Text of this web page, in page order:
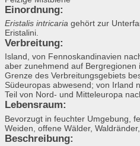
Einordnung:
Eristalis intricaria gehört zur
Eristalini.
Verbreitung:
Island, von Fennoskandinavien
aber zunehmend auf Bergregionen
Grenze des Verbreitungsgebiets
Südeuropas abwesend; von Irland
Teil von Nord- und Mitteleuropa
Lebensraum:
Bevorzugt in feuchter Umgebung,
Weiden, offene Wälder,
Beschreibung: